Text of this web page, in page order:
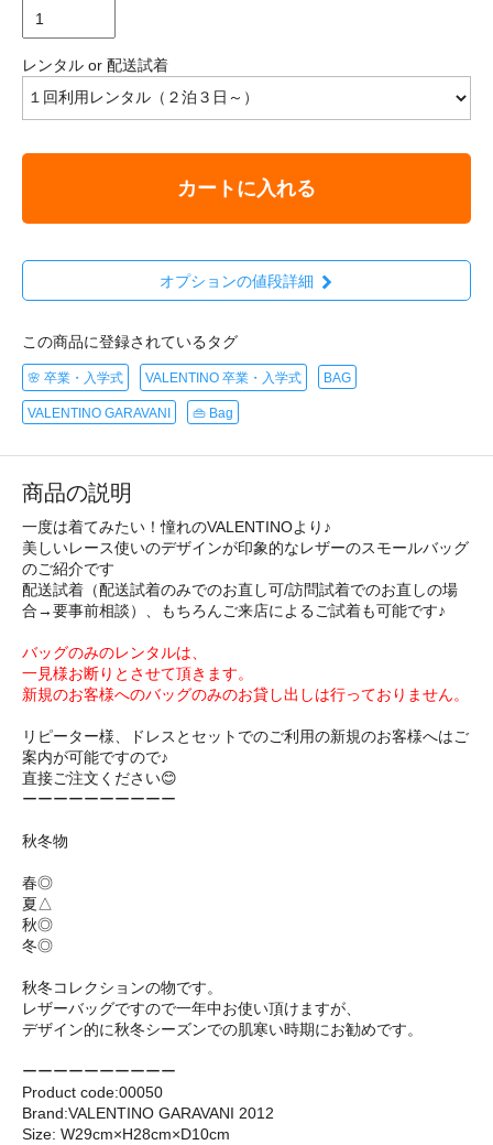
レンタル or 配送試着
カートに入れる
オプションの値段詳細
この商品に登録されているタグ
🌸 卒業・入学式 VALENTINO 卒業・入学式 BAG
VALENTINO GARAVANI 👜 Bag
商品の説明
一度は着てみたい！憧れのVALENTINOより♪
美しいレース使いのデザインが印象的なレザーのスモールバッグ
のご紹介です
配送試着（配送試着のみでのお直し可/訪問試着でのお直しの場
合→要事前相談）、もちろんご来店によるご試着も可能です♪
バッグのみのレンタルは、
一見様お断りとさせて頂きます。
新規のお客様へのバッグのみのお貸し出しは行っておりません。
リピーター様、ドレスとセットでのご利用の新規のお客様へはご
案内が可能ですので♪
直接ご注文ください😊
ーーーーーーーーーー
秋冬物
春◎
夏△
秋◎
冬◎
秋冬コレクションの物です。
レザーバッグですので一年中お使い頂けますが、
デザイン的に秋冬シーズンでの肌寒い時期にお勧めです。
ーーーーーーーーーー
Product code:00050
Brand:VALENTINO GARAVANI 2012
Size: W29cm×H28cm×D10cm